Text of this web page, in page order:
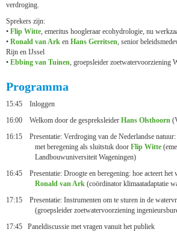
verdroging.
Sprekers zijn:
• Flip Witte, emeritus hoogleraar ecohydrologie, nu
• Ronald van Ark en Hans Gerritsen, senior
Rijn en IJssel
• Ebbing van Tuinen, groepsleider zoetwatervoorziening
Programma
15:45 Inloggen
16:00 Welkom door de gespreksleider Hans Olsthoorn
16:15 Presentatie: Verdroging van de Nederlandse natuur:
met beregening als sluitstuk door Flip Witte
Landbouwuniversiteit Wageningen)
16:45 Presentatie: Droogte en beregening: hoe acteert het
Ronald van Ark (coördinator klimaatadaptatie
17:15 Presentatie: Instrumenten om te sturen in de
(groepsleider zoetwatervoorziening
17:45 Paneldiscussie met vragen vanuit het publiek